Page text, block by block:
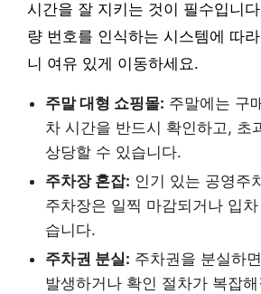
시간을 잘 지키는 것이 필수입니
량 번호를 인식하는 시스템에 따
니 여유 있게 이동하세요.
주말 대형 쇼핑몰: 주말에는 구
차 시간을 반드시 확인하고, 초
상당할 수 있습니다.
주차장 혼잡: 인기 있는 공영주
주차장은 일찍 마감되거나 입
습니다.
주차권 분실: 주차권을 분실하
발생하거나 확인 절차가 복잡